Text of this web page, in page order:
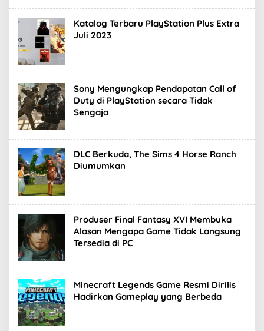
Katalog Terbaru PlayStation Plus Extra
Juli 2023
Sony Mengungkap Pendapatan Call of
Duty di PlayStation secara Tidak
Sengaja
DLC Berkuda, The Sims 4 Horse Ranch
Diumumkan
Produser Final Fantasy XVI Membuka
Alasan Mengapa Game Tidak Langsung
Tersedia di PC
Minecraft Legends Game Resmi Dirilis
Hadirkan Gameplay yang Berbeda